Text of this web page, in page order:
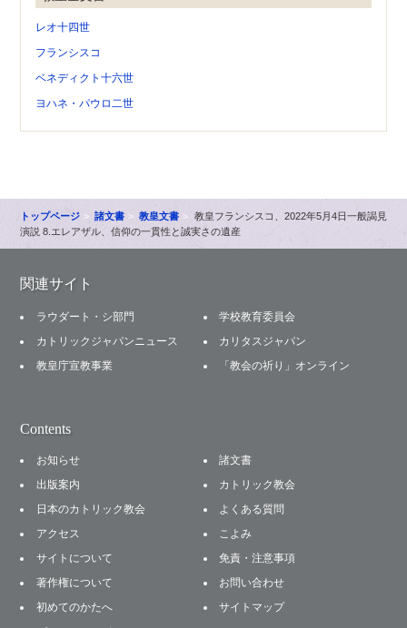
レオ十四世
フランシスコ
ベネディクト十六世
ヨハネ・パウロ二世
トップページ 諸文書 教皇文書
教皇フランシスコ、2022年5月4日一般謁見
演説 8.エレアザル、信仰の一貫性と誠実さの遺産
関連サイト
ラウダート・シ部門
学校教育委員会
カトリックジャパンニュース
カリタスジャパン
教皇庁宣教事業
「教会の祈り」オンライン
Contents
お知らせ
諸文書
出版案内
カトリック教会
日本のカトリック教会
よくある質問
アクセス
こよみ
サイトについて
免責・注意事項
著作権について
お問い合わせ
初めてのかたへ
サイトマップ